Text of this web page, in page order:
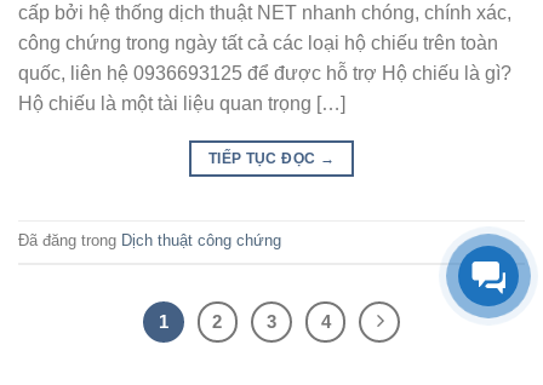
cấp bởi hệ thống dịch thuật NET nhanh chóng, chính xác,
công chứng trong ngày tất cả các loại hộ chiếu trên toàn
quốc, liên hệ 0936693125 để được hỗ trợ Hộ chiếu là gì?
Hộ chiếu là một tài liệu quan trọng […]
TIẾP TỤC ĐỌC →
Đã đăng trong Dịch thuật công chứng
1 2 3 4